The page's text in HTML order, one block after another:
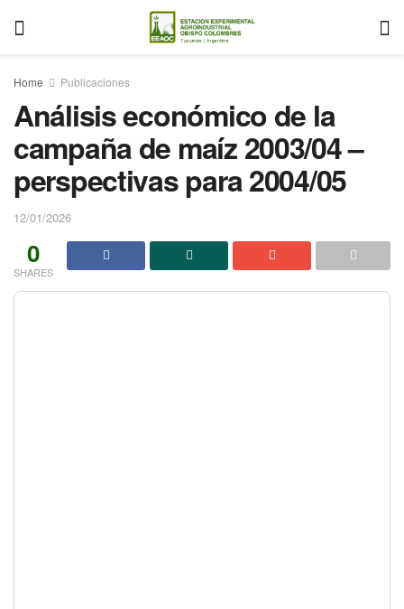
Home Publicaciones
Análisis económico de la
campaña de maíz 2003/04 –
perspectivas para 2004/05
12/01/2026
0
SHARES